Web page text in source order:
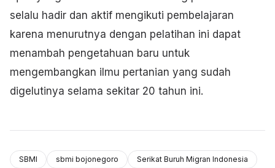
selalu hadir dan aktif mengikuti pembelajaran
karena menurutnya dengan pelatihan ini dapat
menambah pengetahuan baru untuk
mengembangkan ilmu pertanian yang sudah
digelutinya selama sekitar 20 tahun ini.
SBMI sbmi bojonegoro Serikat Buruh Migran Indonesia